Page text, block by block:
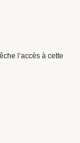
l’accès à cette